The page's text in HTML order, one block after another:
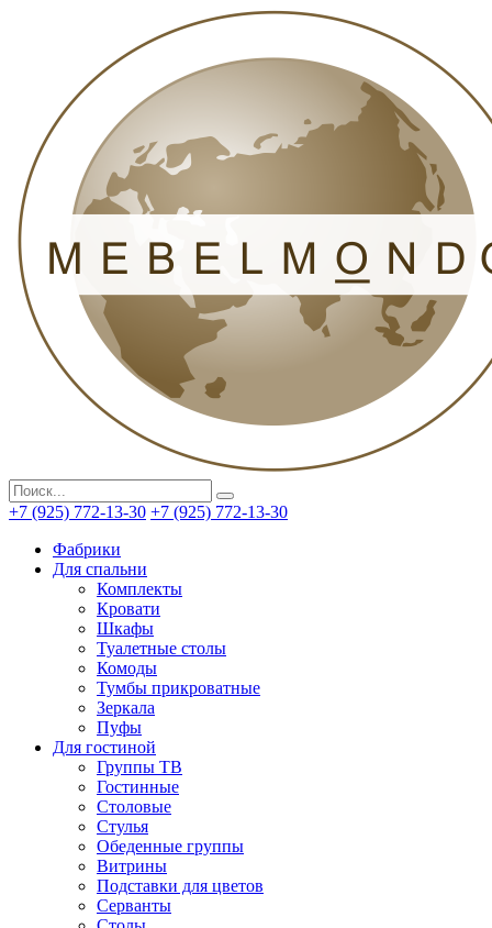
+7 (925) 772-13-30 +7 (925) 772-13-30
Фабрики
Для спальни
Комплекты
Кровати
Шкафы
Туалетные столы
Комоды
Тумбы прикроватные
Зеркала
Пуфы
Для гостиной
Группы ТВ
Гостинные
Столовые
Стулья
Обеденные группы
Витрины
Подставки для цветов
Серванты